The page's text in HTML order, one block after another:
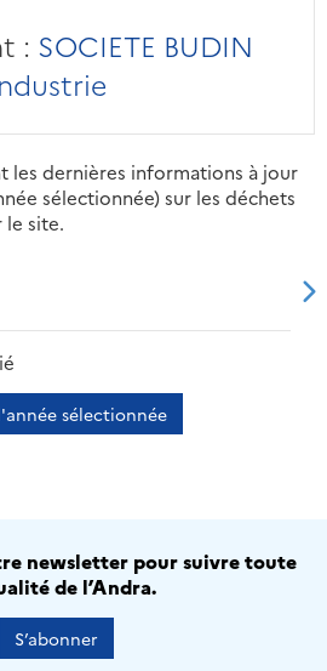
: SOCIETE BUDIN
les dernières informations à jour
sélectionnée) sur les déchets
le site.
sélectionnée
newsletter pour suivre toute
de l’Andra.
S’abonner